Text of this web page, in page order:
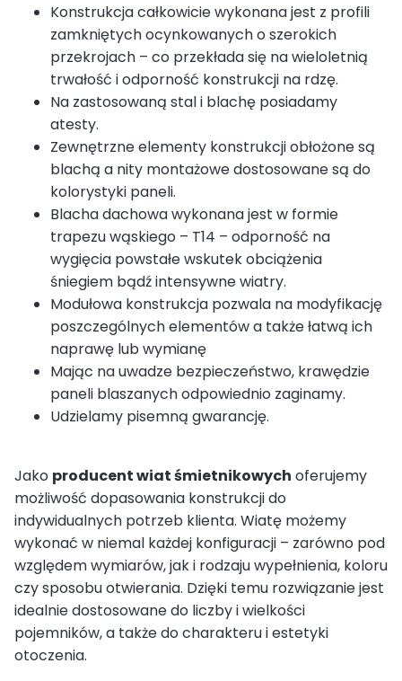
Konstrukcja całkowicie wykonana jest z profili
zamkniętych ocynkowanych o szerokich
przekrojach – co przekłada się na wieloletnią
trwałość i odporność konstrukcji na rdzę.
Na zastosowaną stal i blachę posiadamy
atesty.
Zewnętrzne elementy konstrukcji obłożone są
blachą a nity montażowe dostosowane są do
kolorystyki paneli.
Blacha dachowa wykonana jest w formie
trapezu wąskiego – T14 – odporność na
wygięcia powstałe wskutek obciążenia
śniegiem bądź intensywne wiatry.
Modułowa konstrukcja pozwala na modyfikację
poszczególnych elementów a także łatwą ich
naprawę lub wymianę
Mając na uwadze bezpieczeństwo, krawędzie
paneli blaszanych odpowiednio zaginamy.
Udzielamy pisemną gwarancję.
Jako producent wiat śmietnikowych oferujemy
możliwość dopasowania konstrukcji do
indywidualnych potrzeb klienta. Wiatę możemy
wykonać w niemal każdej konfiguracji – zarówno pod
względem wymiarów, jak i rodzaju wypełnienia, koloru
czy sposobu otwierania. Dzięki temu rozwiązanie jest
idealnie dostosowane do liczby i wielkości
pojemników, a także do charakteru i estetyki
otoczenia.